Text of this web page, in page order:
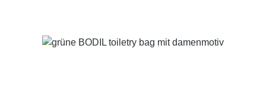
Bildergalerie überspringen